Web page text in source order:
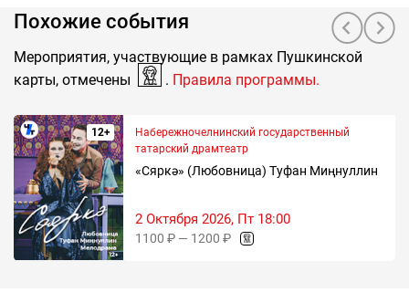
Похожие события
Мероприятия, участвующие в рамках Пушкинской
карты, отмечены
. Правила программы.
12+
Набережночелнинский государственный
татарский драмтеатр
«Сөяркә» (Любовница) Туфан Миңнуллин
2 Октября 2026, Пт 18:00
1100 ₽ — 1200 ₽